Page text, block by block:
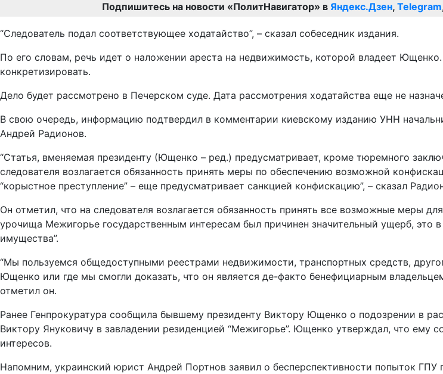
Подпишитесь на новости «ПолитНавигатор» в Яндекс.Дзен, Telegram
“Следователь подал соответствующее ходатайство”, – сказал собеседник издания.
По его словам, речь идет о наложении ареста на недвижимость, которой владеет
конкретизировать.
Дело будет рассмотрено в Печерском суде. Дата рассмотрения ходатайства еще не
В свою очередь, информацию подтвердил в комментарии киевскому изданию УНН
Андрей Радионов.
“Статья, вменяемая президенту (Ющенко – ред.) предусматривает, кроме тюремного
следователя возлагается обязанность принять меры по обеспечению возможной
“корыстное преступление” – еще предусматривает санкцией конфискацию”, – сказал
Он отметил, что на следователя возлагается обязанность принять все возможные меры
урочища Межигорье государственным интересам был причинен значительный ущерб, это
имущества”.
“Мы пользуемся общедоступными реестрами недвижимости, транспортных средств,
Ющенко или где мы смогли доказать, что он является де-факто бенефициарным
отметил он.
Ранее Генпрокуратура сообщила бывшему президенту Виктору Ющенко о подозрении в
Виктору Януковичу в завладении резиденцией “Межигорье”. Ющенко утверждал, что ему
интересов.
Напомним, украинский юрист Андрей Портнов заявил о бесперспективности попыток